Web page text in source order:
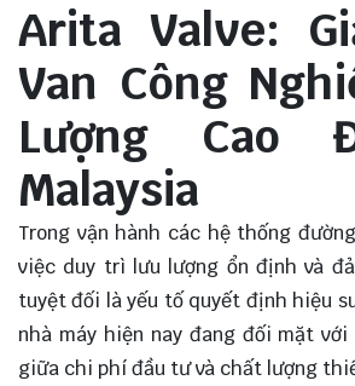
Arita Valve:
Van Công
Lượng Cao
Malaysia
Trong vận hành các hệ thống
việc duy trì lưu lượng ổn định và
tuyệt đối là yếu tố quyết định hiệu
nhà máy hiện nay đang đối mặt
giữa chi phí đầu tư và chất lượng